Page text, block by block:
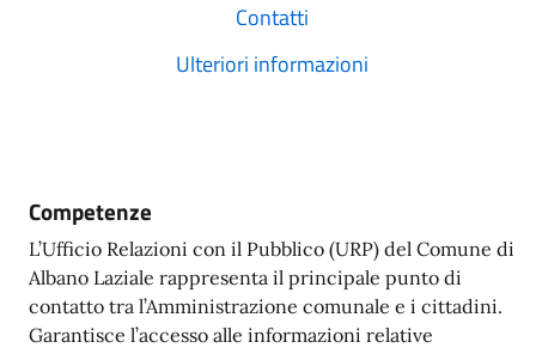
Contatti
Ulteriori informazioni
Competenze
L’Ufficio Relazioni con il Pubblico (URP) del Comune di
Albano Laziale rappresenta il principale punto di
contatto tra l’Amministrazione comunale e i cittadini.
Garantisce l’accesso alle informazioni relative